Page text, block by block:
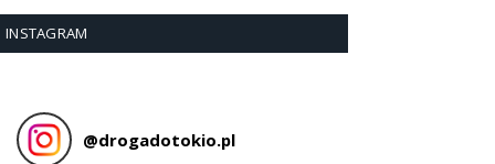
INSTAGRAM
@drogadotokio.pl